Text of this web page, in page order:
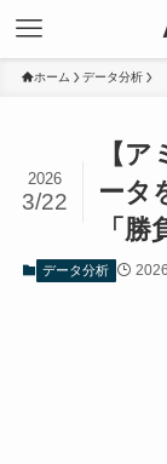
ホーム データ分析
【
ータ
「
2026
3/22
データ分析